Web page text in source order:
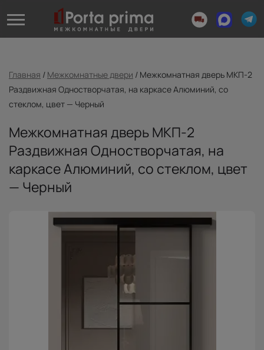
Главная / Межкомнатные двери / Межкомнатная дверь МКП-2
Раздвижная Одностворчатая, на каркасе Алюминий, со
стеклом, цвет — Черный
Межкомнатная дверь МКП-2
Раздвижная Одностворчатая, на
каркасе Алюминий, со стеклом, цвет
— Черный